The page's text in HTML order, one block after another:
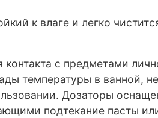
к влаге и легко
контакта с предметами
температуры в ванной, не
Дозаторы
подтекание пасты